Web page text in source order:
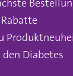
Diabetes